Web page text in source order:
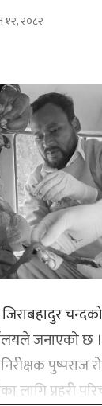
१२, २०८२
जनाएको छ
लागि प्रहरी